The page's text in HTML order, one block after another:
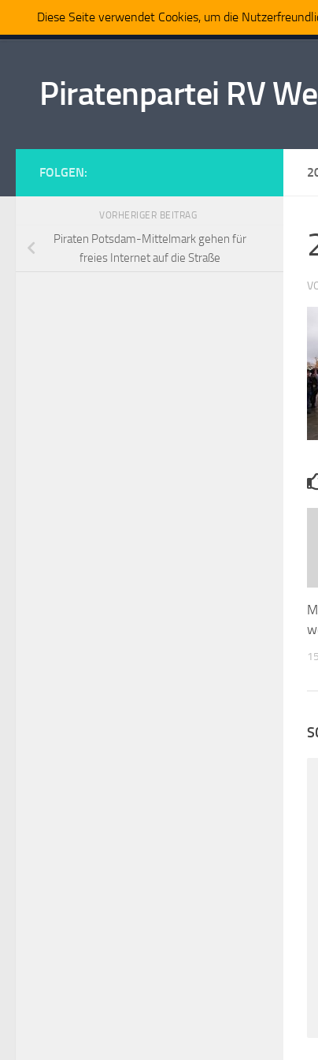
Zum Inhalt springen
Home Politik Partei Mitmachen
Piratenpartei RV
FOLGEN:
VORHERIGER BEITRAG
Piraten Potsdam-Mittelmark gehen für
freies Internet auf die Straße
Diese Seite verwendet Cookies, um die